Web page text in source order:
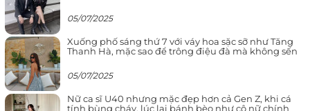
05/07/2025
Xuống phố sáng thứ 7 với váy hoa sặc sỡ như Tăng
Thanh Hà, mặc sao để trông điệu đà mà không sến
05/07/2025
Nữ ca sĩ U40 nhưng mặc đẹp hơn cả Gen Z, khi cá
tính bùng cháy, lúc lại bánh bèo như cô nữ chính